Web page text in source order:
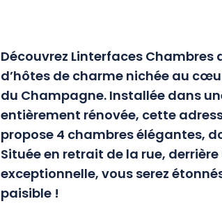
Découvrez Linterfaces Chambres
d’hôtes de charme nichée au
du Champagne. Installée dans
entièrement rénovée, cette
propose 4 chambres élégantes,
Située en retrait de la rue,
exceptionnelle, vous serez
paisible !